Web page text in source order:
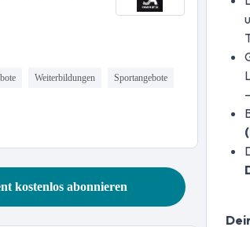
Weiterbildungen Sportangebote
kostenlos abonnieren